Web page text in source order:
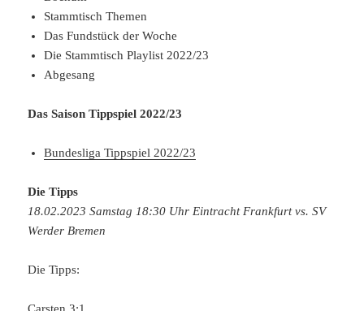
Stammtisch Themen
Das Fundstück der Woche
Die Stammtisch Playlist 2022/23
Abgesang
Das Saison Tippspiel 2022/23
Bundesliga Tippspiel 2022/23
Die Tipps
18.02.2023 Samstag 18:30 Uhr Eintracht Frankfurt vs. SV
Werder Bremen
Die Tipps: